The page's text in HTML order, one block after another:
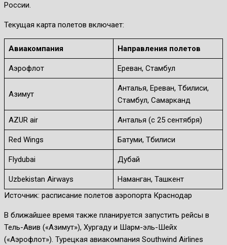
России.
Текущая карта полетов включает:
Авиакомпания Направления полетов
Аэрофлот Ереван, Стамбул
Азимут
Анталья, Ереван, Тбилиси,
Стамбул, Самарканд
AZUR air Анталья (с 25 сентября)
Red Wings Батуми, Тбилиси
Flydubai Дубай
Uzbekistan Airways
Наманган, Ташкент
Источник: расписание полетов аэропорта Краснодар
В ближайшее время также планируется запустить рейсы в
Тель-Авив («Азимут»), Хургаду и Шарм-эль-Шейх
(«Аэрофлот»). Турецкая авиакомпания Southwind Airlines